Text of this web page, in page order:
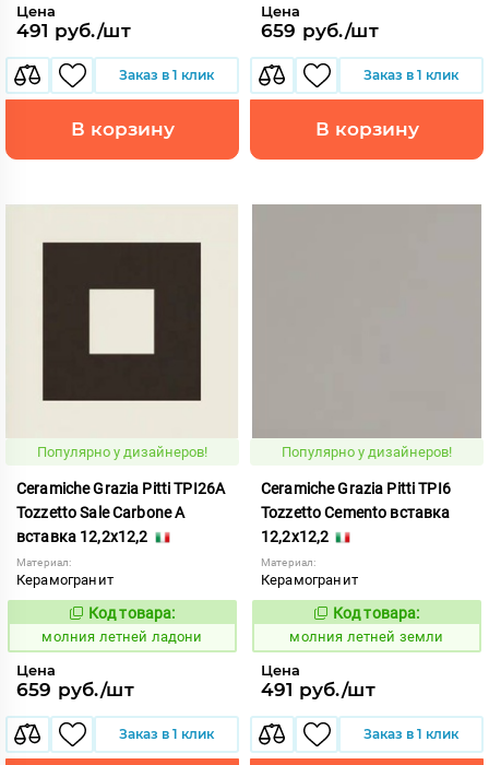
Цена
491 руб./шт
Заказ в 1 клик
В корзину
Цена
659 руб./шт
Заказ в 1 клик
В корзину
Популярно у дизайнеров!
Ceramiche Grazia Pitti TPI26A
Tozzetto Sale Carbone A
вставка 12,2x12,2
Материал:
Керамогранит
1005917
Код товара:
молния летней ладони
Цена
659 руб./шт
Заказ в 1 клик
Популярно у дизайнеров!
Ceramiche Grazia Pitti TPI6
Tozzetto Cemento вставка
12,2x12,2
Материал:
Керамогранит
1005905
Код товара:
молния летней земли
Цена
491 руб./шт
Заказ в 1 клик